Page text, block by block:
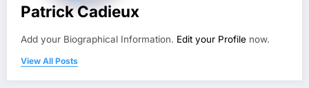
Patrick Cadieux
Add your Biographical Information. Edit your Profile now.
View All Posts